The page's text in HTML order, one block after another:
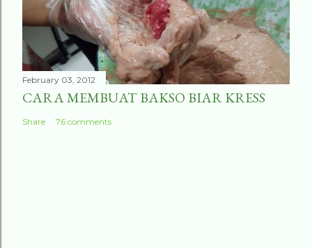
February 03, 2012
CARA MEMBUAT BAKSO BIAR KRESS
Share 76 comments